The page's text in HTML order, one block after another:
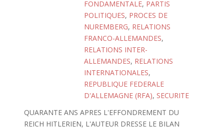
FONDAMENTALE, PARTIS
POLITIQUES, PROCES DE
NUREMBERG, RELATIONS
FRANCO-ALLEMANDES,
RELATIONS INTER-
ALLEMANDES, RELATIONS
INTERNATIONALES,
REPUBLIQUE FEDERALE
D'ALLEMAGNE (RFA), SECURITE
QUARANTE ANS APRES L'EFFONDREMENT DU
REICH HITLERIEN, L'AUTEUR DRESSE LE BILAN